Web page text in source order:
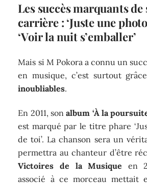
Les succès marquants de
carrière : ‘Juste une
‘Voir la nuit s’emballer’
Mais si M Pokora a connu un
en musique, c’est surtout
inoubliables.
En 2011, sonalbum ‘À la
est marqué par le titre phare
de toi’. La chanson sera un
permettra au chanteur d’être
Victoires de la Musique en
associé à ce morceau mettait